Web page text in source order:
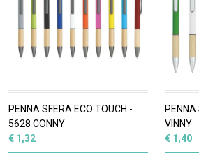
PENNA SFERA ECO TOUCH -
5628 CONNY
€ 1,32
VINNY
€ 1,40